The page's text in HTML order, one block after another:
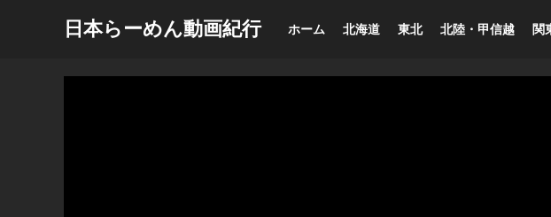
日本らーめん動画紀行 ホーム 北海道 東北 北陸・甲信越 関